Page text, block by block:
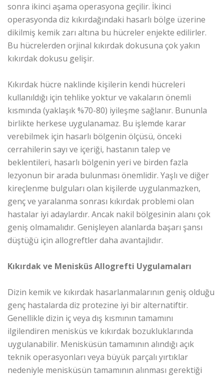
sonra ikinci aşama operasyona geçilir. İkinci
operasyonda diz kıkırdağındaki hasarlı bölge üzerine
dikilmiş kemik zarı altına bu hücreler enjekte edilirler.
Bu hücrelerden orjinal kıkırdak dokusuna çok yakın
kıkırdak dokusu gelişir.
Kıkırdak hücre naklinde kişilerin kendi hücreleri
kullanıldığı için tehlike yoktur ve vakaların önemli
kısmında (yaklaşık %70-80) iyileşme sağlanır. Bununla
birlikte herkese uygulanamaz. Bu işlemde karar
verebilmek için hasarlı bölgenin ölçüsü, önceki
cerrahilerin sayı ve içeriği, hastanın talep ve
beklentileri, hasarlı bölgenin yeri ve birden fazla
lezyonun bir arada bulunması önemlidir. Yaşlı ve diğer
kireçlenme bulguları olan kişilerde uygulanmazken,
genç ve yaralanma sonrası kıkırdak problemi olan
hastalar iyi adaylardır. Ancak nakil bölgesinin alanı çok
geniş olmamalıdır. Genişleyen alanlarda başarı şansı
düştüğü için allogreftler daha avantajlıdır.
Kıkırdak ve Menisküs Allogrefti Uygulamaları
Dizin kemik ve kıkırdak hasarlanmalarının geniş olduğu
genç hastalarda diz protezine iyi bir alternatiftir.
Genellikle dizin iç veya dış kısmının tamamını
ilgilendiren menisküs ve kıkırdak bozukluklarında
uygulanabilir. Menisküsün tamamının alındığı açık
teknik operasyonları veya büyük parçalı yırtıklar
nedeniyle menisküsün tamamının alınması gerektiği